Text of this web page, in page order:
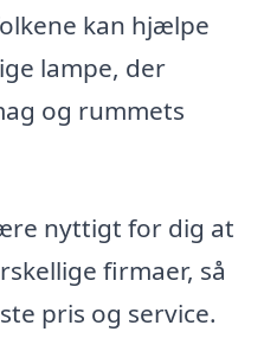
kan hjælpe
lampe, der
og rummets
nyttigt for dig at
firmaer, så
pris og service.